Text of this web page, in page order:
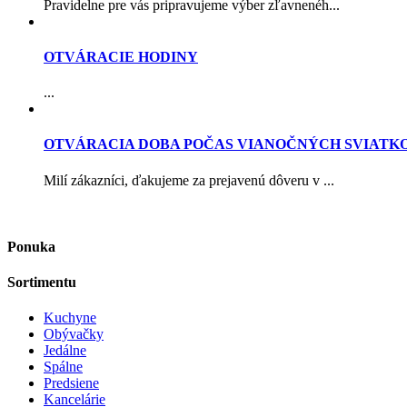
Pravidelne pre vás pripravujeme výber zľavnenéh...
OTVÁRACIE HODINY
...
OTVÁRACIA DOBA POČAS VIANOČNÝCH
Milí zákazníci, ďakujeme za prejavenú dôveru v ...
Ponuka
Sortimentu
Kuchyne
Obývačky
Jedálne
Spálne
Predsiene
Kancelárie